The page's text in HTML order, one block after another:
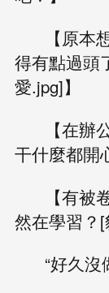
【原
得有點過頭
愛.jpg]】
【在
干什麼都開
【有
然在學習？[
“好久沒